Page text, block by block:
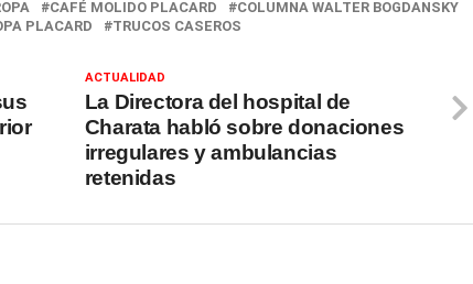
CAFÉ MOLIDO PLACARD
COLUMNA WALTER BOGDANSKY
PLACARD TRUCOS CASEROS
ACTUALIDAD
La Directora del hospital de
Charata habló sobre donaciones
irregulares y ambulancias
retenidas